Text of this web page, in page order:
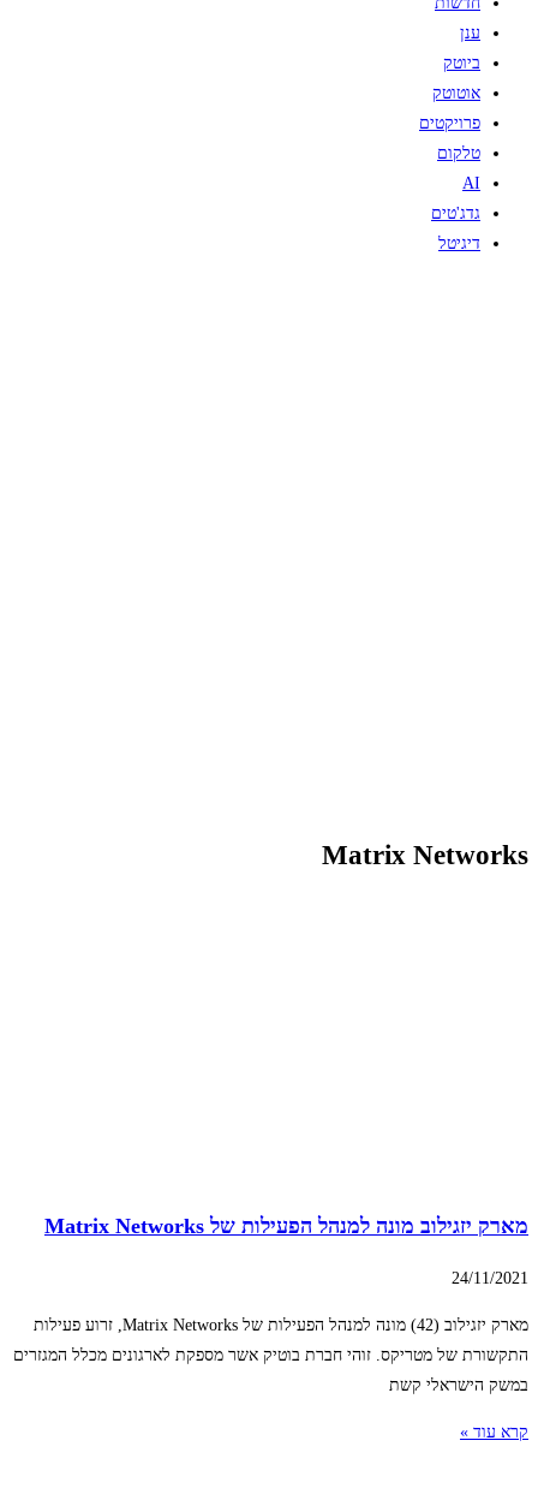
ענן
ביוטק
אוטוטק
פרויקטים
טלקום
AI
גדג'טים
דיגיטל
Matrix Networks
מארק יזגילוב מונה למנהל הפעילות של Matrix Networks
24/11/2021
מארק יזגילוב (42) מונה למנהל הפעילות של Matrix Networks, זרוע פעילות
התקשורת של מטריקס. זוהי חברת בוטיק אשר מספקת לארגונים מכלל המגזרים
במשק הישראלי קשת
קרא עוד »